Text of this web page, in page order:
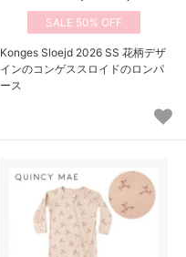
50%
Konges Sloejd 2026 SS 花柄デザ
インのコンゲススロイドのロンパ
ース